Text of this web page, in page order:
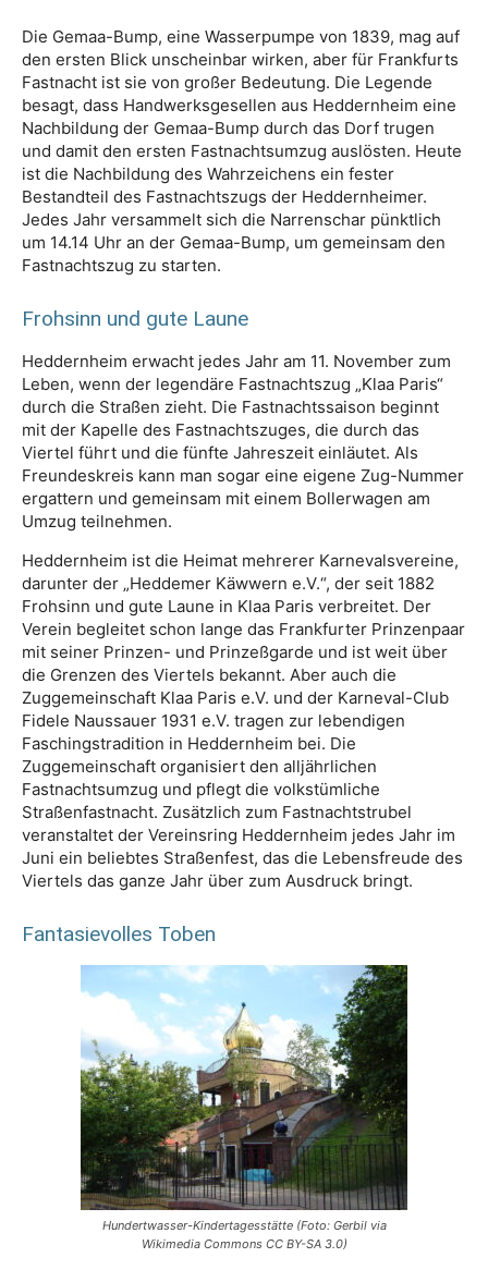
Die Gemaa-Bump, eine Wasserpumpe von 1839, mag auf
den ersten Blick unscheinbar wirken, aber für Frankfurts
Fastnacht ist sie von großer Bedeutung. Die Legende
besagt, dass Handwerksgesellen aus Heddernheim eine
Nachbildung der Gemaa-Bump durch das Dorf trugen
und damit den ersten Fastnachtsumzug auslösten. Heute
ist die Nachbildung des Wahrzeichens ein fester
Bestandteil des Fastnachtszugs der Heddernheimer.
Jedes Jahr versammelt sich die Narrenschar pünktlich
um 14.14 Uhr an der Gemaa-Bump, um gemeinsam den
Fastnachtszug zu starten.
Frohsinn und gute Laune
Heddernheim erwacht jedes Jahr am 11. November zum
Leben, wenn der legendäre Fastnachtszug „Klaa Paris“
durch die Straßen zieht. Die Fastnachtssaison beginnt
mit der Kapelle des Fastnachtszuges, die durch das
Viertel führt und die fünfte Jahreszeit einläutet. Als
Freundeskreis kann man sogar eine eigene Zug-Nummer
ergattern und gemeinsam mit einem Bollerwagen am
Umzug teilnehmen.
Heddernheim ist die Heimat mehrerer Karnevalsvereine,
darunter der „Heddemer Käwwern e.V.“, der seit 1882
Frohsinn und gute Laune in Klaa Paris verbreitet. Der
Verein begleitet schon lange das Frankfurter Prinzenpaar
mit seiner Prinzen- und Prinzeßgarde und ist weit über
die Grenzen des Viertels bekannt. Aber auch die
Zuggemeinschaft Klaa Paris e.V. und der Karneval-Club
Fidele Naussauer 1931 e.V. tragen zur lebendigen
Faschingstradition in Heddernheim bei. Die
Zuggemeinschaft organisiert den alljährlichen
Fastnachtsumzug und pflegt die volkstümliche
Straßenfastnacht. Zusätzlich zum Fastnachtstrubel
veranstaltet der Vereinsring Heddernheim jedes Jahr im
Juni ein beliebtes Straßenfest, das die Lebensfreude des
Viertels das ganze Jahr über zum Ausdruck bringt.
Fantasievolles Toben
Hundertwasser-Kindertagesstätte (Foto: Gerbil via
Wikimedia Commons CC BY-SA 3.0)